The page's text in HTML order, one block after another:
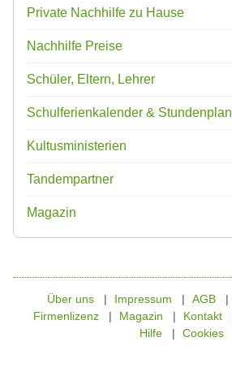
Private Nachhilfe zu Hause
Nachhilfe Preise
Schüler, Eltern, Lehrer
Schulferienkalender & Stundenplan
Kultusministerien
Tandempartner
Magazin
Über uns Impressum AGB
Firmenlizenz
Magazin Kontakt
Hilfe
Cookies